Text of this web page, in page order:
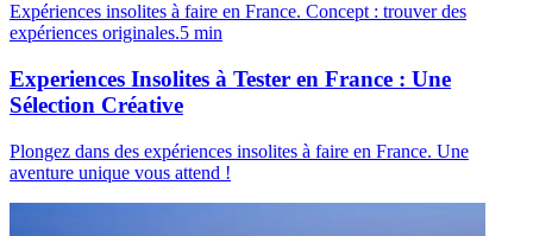
Expériences insolites à faire en France. Concept : trouver des
expériences originales.5 min
Experiences Insolites à Tester en France : Une
Sélection Créative
Plongez dans des expériences insolites à faire en France. Une
aventure unique vous attend !